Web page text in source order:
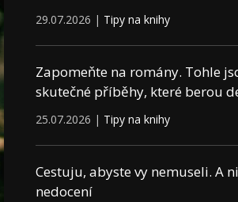
29.07.2026 | Tipy na knihy
Zapomeňte na romány. Tohle
skutečné příběhy, které berou
25.07.2026 | Tipy na knihy
Cestuju, abyste vy nemuseli. A
nedocení